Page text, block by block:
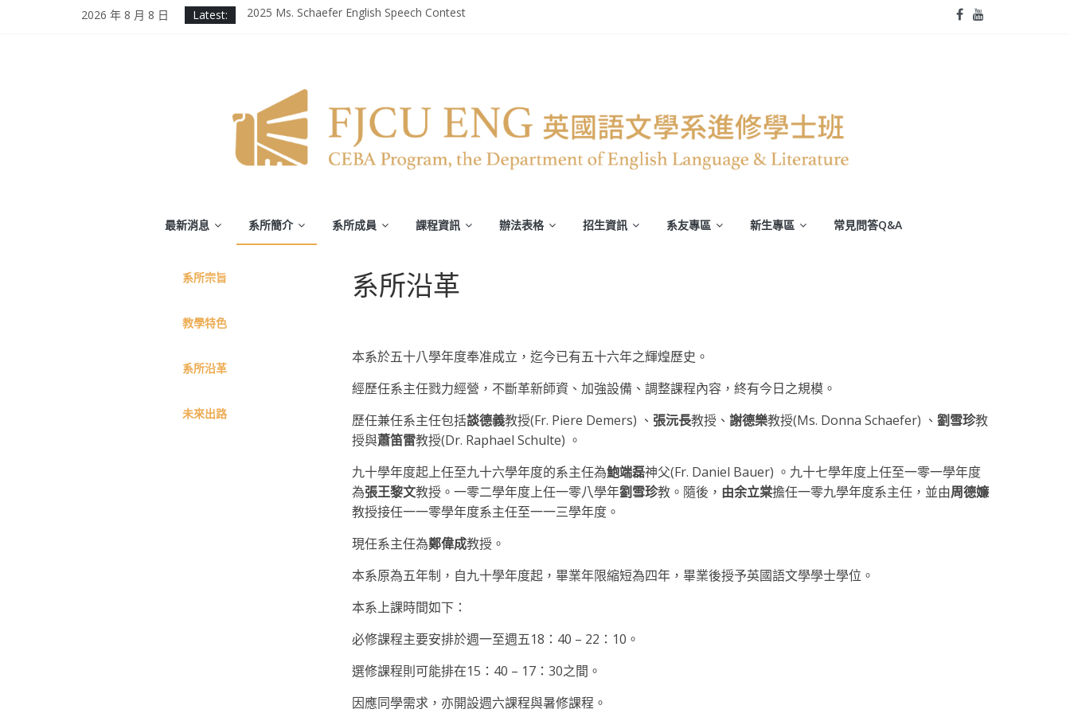
2026 年 8 月 8 日 Latest:
2025 Ms. Schaefer English Speech Contest
最新消息 系所簡介 系所成員 課程資訊 辦法表格 招生資訊 系友專區 新生專區 常見問答Q&A
系所沿革
本系於五十八學年度奉准成立，迄今已有五十六年之輝煌歷史。
經歷任系主任戮力經營，不斷革新師資、加強設備、調整課程內容，終有今日之規模。
歷任兼任系主任包括談德義教授(Fr. Piere Demers) 、 張沅長教授、 謝德樂教授(Ms. Donna Schaefer) 、 劉雪珍教
授與蕭笛雷教授(Dr. Raphael Schulte) 。
九十學年度起上任至九十六學年度的系主任為鮑端磊神父(Fr. Daniel Bauer) 。九十七學年度上任至一零一學年度
為張王黎文教授。一零二學年度上任一零八學年劉雪珍教。隨後， 由余立棠擔任一零九學年度系主任，並由周德嬚
教授接任一一零學年度系主任至一一三學年度。
現任系主任為鄭偉成教授。
本系原為五年制，自九十學年度起，畢業年限縮短為四年，畢業後授予英國語文學學士學位。
本系上課時間如下：
必修課程主要安排於週一至週五18：40 – 22：10。
選修課程則可能排在15：40 – 17：30之間。
因應同學需求，亦開設週六課程與暑修課程。
系所宗旨
教學特色
系所沿革
未來出路